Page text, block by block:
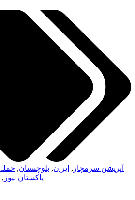
آپریشن سرمچار , ایران, بلوچستان, حملہ
پاکستان نیوز ,